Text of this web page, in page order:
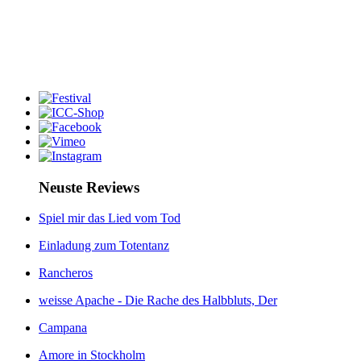
Neuste Reviews
Spiel mir das Lied vom Tod
Einladung zum Totentanz
Rancheros
weisse Apache - Die Rache des Halbbluts, Der
Campana
Amore in Stockholm